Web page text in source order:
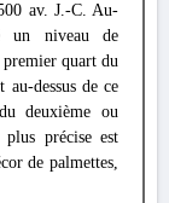
av. J.-C. Au-
un niveau de
quart du
dessus de ce
deuxième ou
précise est
de palmettes,